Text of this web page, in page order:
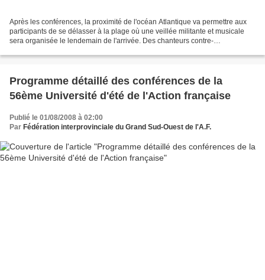
Après les conférences, la proximité de l'océan Atlantique va permettre aux
participants de se délasser à la plage où une veillée militante et musicale
sera organisée le lendemain de l'arrivée. Des chanteurs contre-
Programme détaillé des conférences de la
56ème Université d'été de l'Action française
Publié le 01/08/2008 à 02:00
Par Fédération interprovinciale du Grand Sud-Ouest de l'A.F.